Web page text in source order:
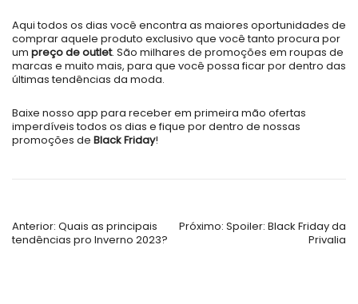
Aqui todos os dias você encontra as maiores oportunidades de
comprar aquele produto exclusivo que você tanto procura por
um preço de outlet. São milhares de promoções em roupas de
marcas e muito mais, para que você possa ficar por dentro das
últimas tendências da moda.
Baixe nosso app para receber em primeira mão ofertas
imperdíveis todos os dias e fique por dentro de nossas
promoções de Black Friday!
Navegação
Anterior: Quais as principais
tendências pro Inverno 2023?
Próximo: Spoiler: Black Friday da
Privalia